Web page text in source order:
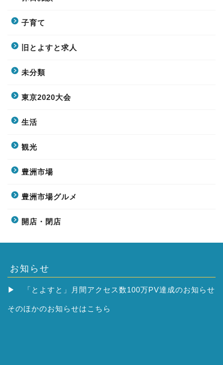
子育て
旧とよすと求人
未分類
東京2020大会
生活
観光
豊洲市場
豊洲市場グルメ
開店・閉店
お知らせ
▶ 「とよすと」月間アクセス数100万PV達成のお知らせ
そのほかのお知らせはこちら